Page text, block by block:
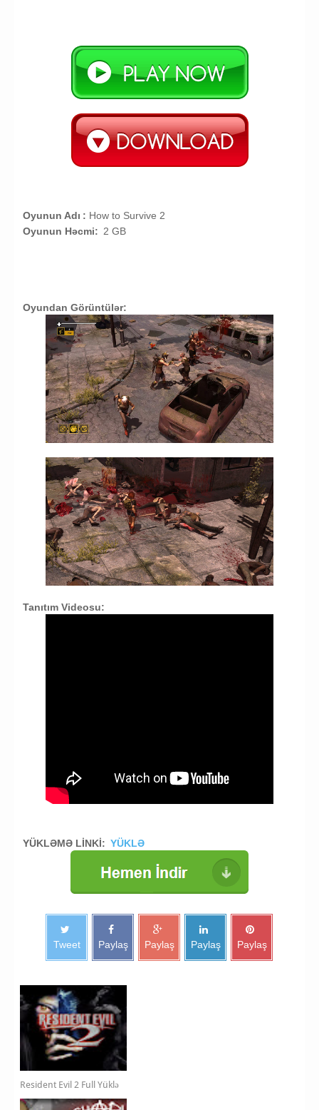
Oyunun Adı : How to Survive 2
Oyunun Həcmi: 2 GB
Oyundan Görüntülər:
Tanıtım Videosu:
YÜKLƏMƏ LİNKİ: YÜKLƏ
Tweet Paylaş Paylaş Paylaş Paylaş
Resident Evil 2 Full Yüklə